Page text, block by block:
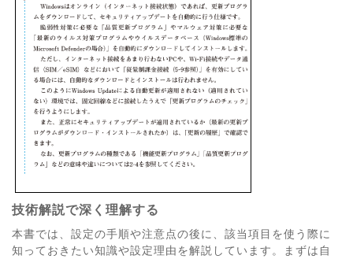
技術解説で深く理解する
本書では、設定の手順や注意点の後に、該当項目を使う際に
知っておきたい知識や設定理由を解説しています。まずは自